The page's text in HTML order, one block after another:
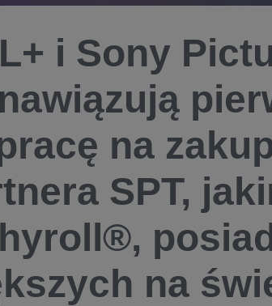
i Sony
na
SPT,
na